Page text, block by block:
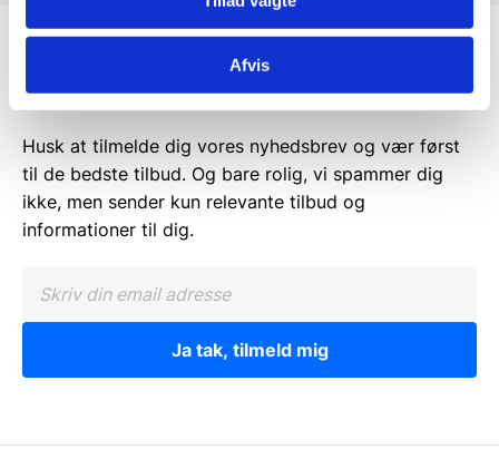
Afvis
Få de bedste tilbud først!
Husk at tilmelde dig vores nyhedsbrev og vær først
til de bedste tilbud. Og bare rolig, vi spammer dig
ikke, men sender kun relevante tilbud og
informationer til dig.
Ja tak, tilmeld mig